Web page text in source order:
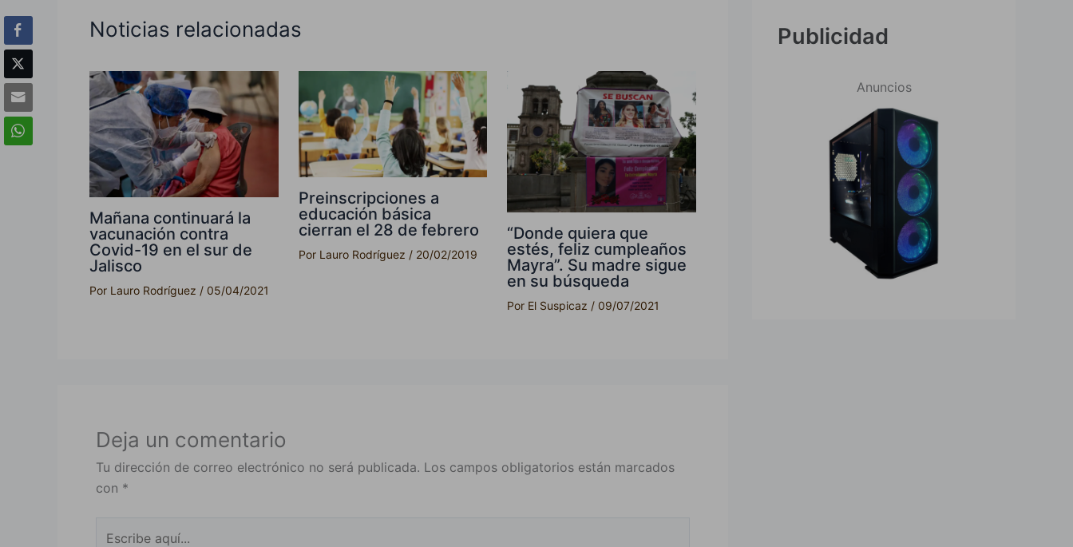
Noticias relacionadas
Mañana continuará la
vacunación contra
Covid-19 en el sur de
Jalisco
Por Lauro Rodríguez / 05/04/2021
Preinscripciones a
educación básica
cierran el 28 de febrero
Por Lauro Rodríguez / 20/02/2019
“Donde quiera que
estés, feliz cumpleaños
Mayra”. Su madre sigue
en su búsqueda
Por El Suspicaz / 09/07/2021
Deja un comentario
Tu dirección de correo electrónico no será publicada. Los campos obligatorios están marcados
con *
Publicidad
Anuncios